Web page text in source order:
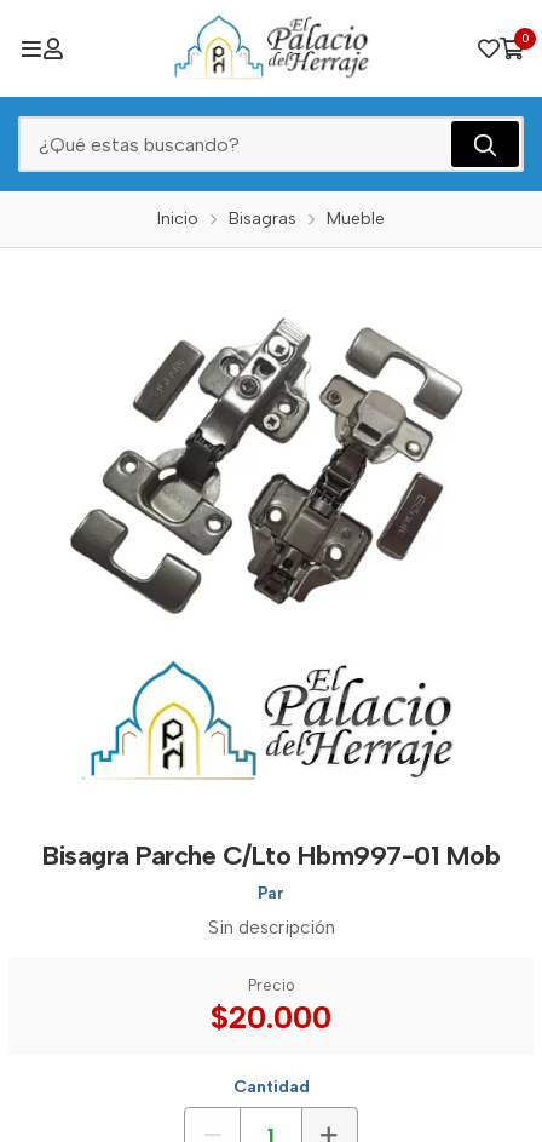
0
Inicio Bisagras Mueble
Bisagra Parche C/Lto Hbm997-01 Mob
Par
Sin descripción
Precio
$20.000
Cantidad